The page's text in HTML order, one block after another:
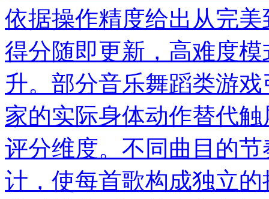
依据操作精度给出从完
得分随即更新，高难度
升。部分音乐舞蹈类游
家的实际身体动作替代
评分维度。不同曲目的
计，使每首歌构成独立